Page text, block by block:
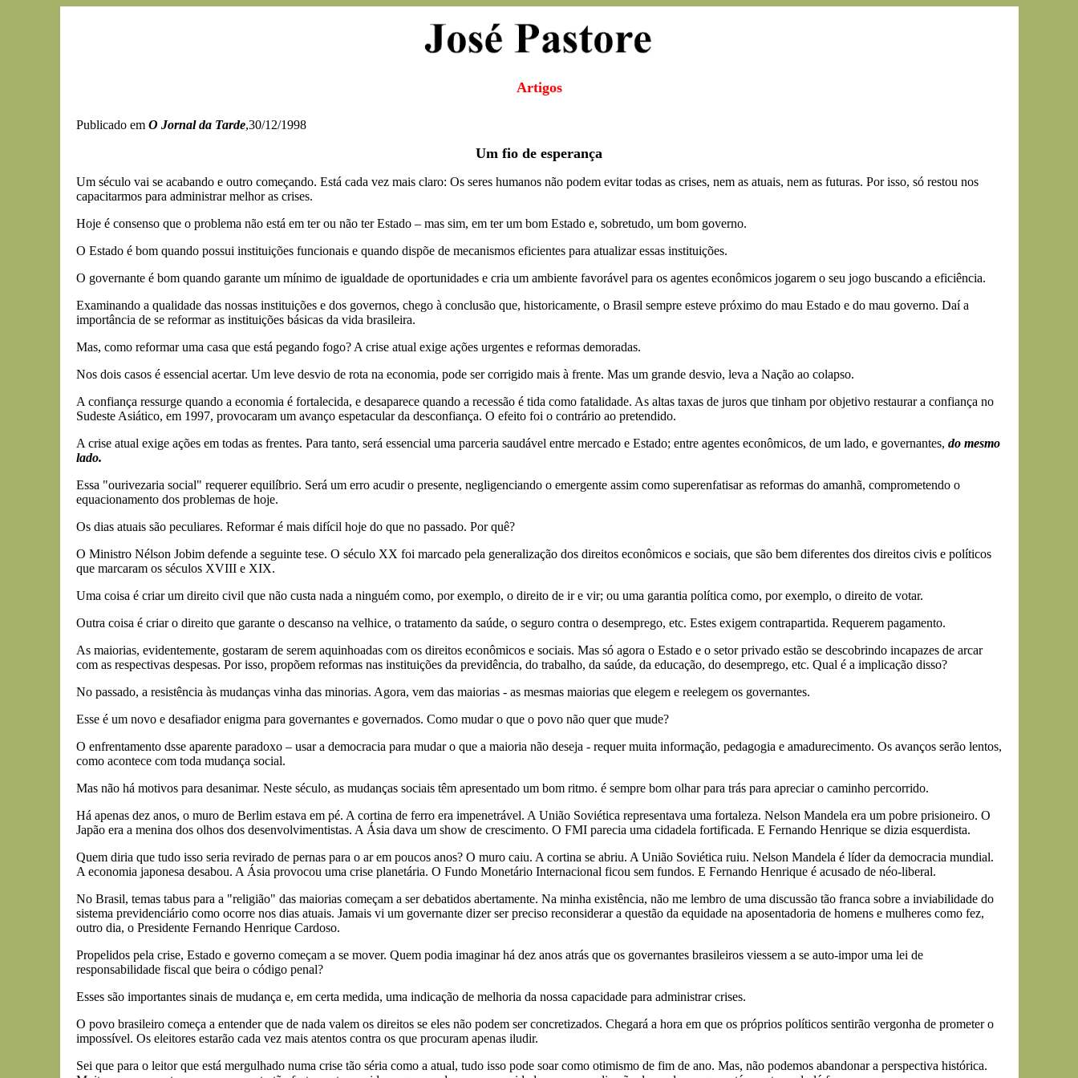
Artigos
Publicado em O Jornal da Tarde,30/12/1998
Um fio de esperança
Um século vai se acabando e outro começando. Está cada vez mais claro: Os seres humanos não podem evitar todas as crises, nem as atuais, nem as futuras. Por isso, só restou nos
capacitarmos para administrar melhor as crises.
Hoje é consenso que o problema não está em ter ou não ter Estado – mas sim, em ter um bom Estado e, sobretudo, um bom governo.
O Estado é bom quando possui instituições funcionais e quando dispõe de mecanismos eficientes para atualizar essas instituições.
O governante é bom quando garante um mínimo de igualdade de oportunidades e cria um ambiente favorável para os agentes econômicos jogarem o seu jogo buscando a eficiência.
Examinando a qualidade das nossas instituições e dos governos, chego à conclusão que, historicamente, o Brasil sempre esteve próximo do mau Estado e do mau governo. Daí a
importância de se reformar as instituições básicas da vida brasileira.
Mas, como reformar uma casa que está pegando fogo? A crise atual exige ações urgentes e reformas demoradas.
Nos dois casos é essencial acertar. Um leve desvio de rota na economia, pode ser corrigido mais à frente. Mas um grande desvio, leva a Nação ao colapso.
A confiança ressurge quando a economia é fortalecida, e desaparece quando a recessão é tida como fatalidade. As altas taxas de juros que tinham por objetivo restaurar a confiança no
Sudeste Asiático, em 1997, provocaram um avanço espetacular da desconfiança. O efeito foi o contrário ao pretendido.
A crise atual exige ações em todas as frentes. Para tanto, será essencial uma parceria saudável entre mercado e Estado; entre agentes econômicos, de um lado, e governantes, do mesmo
lado.
Essa "ourivezaria social" requerer equilíbrio. Será um erro acudir o presente, negligenciando o emergente assim como superenfatisar as reformas do amanhã, comprometendo o
equacionamento dos problemas de hoje.
Os dias atuais são peculiares. Reformar é mais difícil hoje do que no passado. Por quê?
O Ministro Nélson Jobim defende a seguinte tese. O século XX foi marcado pela generalização dos direitos econômicos e sociais, que são bem diferentes dos direitos civis e políticos
que marcaram os séculos XVIII e XIX.
Uma coisa é criar um direito civil que não custa nada a ninguém como, por exemplo, o direito de ir e vir; ou uma garantia política como, por exemplo, o direito de votar.
Outra coisa é criar o direito que garante o descanso na velhice, o tratamento da saúde, o seguro contra o desemprego, etc. Estes exigem contrapartida. Requerem pagamento.
As maiorias, evidentemente, gostaram de serem aquinhoadas com os direitos econômicos e sociais. Mas só agora o Estado e o setor privado estão se descobrindo incapazes de arcar
com as respectivas despesas. Por isso, propõem reformas nas instituições da previdência, do trabalho, da saúde, da educação, do desemprego, etc. Qual é a implicação disso?
No passado, a resistência às mudanças vinha das minorias. Agora, vem das maiorias - as mesmas maiorias que elegem e reelegem os governantes.
Esse é um novo e desafiador enigma para governantes e governados. Como mudar o que o povo não quer que mude?
O enfrentamento dsse aparente paradoxo – usar a democracia para mudar o que a maioria não deseja - requer muita informação, pedagogia e amadurecimento. Os avanços serão lentos,
como acontece com toda mudança social.
Mas não há motivos para desanimar. Neste século, as mudanças sociais têm apresentado um bom ritmo. é sempre bom olhar para trás para apreciar o caminho percorrido.
Há apenas dez anos, o muro de Berlim estava em pé. A cortina de ferro era impenetrável. A União Soviética representava uma fortaleza. Nelson Mandela era um pobre prisioneiro. O
Japão era a menina dos olhos dos desenvolvimentistas. A Ásia dava um show de crescimento. O FMI parecia uma cidadela fortificada. E Fernando Henrique se dizia esquerdista.
Quem diria que tudo isso seria revirado de pernas para o ar em poucos anos? O muro caiu. A cortina se abriu. A União Soviética ruiu. Nelson Mandela é líder da democracia mundial.
A economia japonesa desabou. A Ásia provocou uma crise planetária. O Fundo Monetário Internacional ficou sem fundos. E Fernando Henrique é acusado de néo-liberal.
No Brasil, temas tabus para a "religião" das maiorias começam a ser debatidos abertamente. Na minha existência, não me lembro de uma discussão tão franca sobre a inviabilidade do
sistema previdenciário como ocorre nos dias atuais. Jamais vi um governante dizer ser preciso reconsiderar a questão da equidade na aposentadoria de homens e mulheres como fez,
outro dia, o Presidente Fernando Henrique Cardoso.
Propelidos pela crise, Estado e governo começam a se mover. Quem podia imaginar há dez anos atrás que os governantes brasileiros viessem a se auto-impor uma lei de
responsabilidade fiscal que beira o código penal?
Esses são importantes sinais de mudança e, em certa medida, uma indicação de melhoria da nossa capacidade para administrar crises.
O povo brasileiro começa a entender que de nada valem os direitos se eles não podem ser concretizados. Chegará a hora em que os próprios políticos sentirão vergonha de prometer o
impossível. Os eleitores estarão cada vez mais atentos contra os que procuram apenas iludir.
Sei que para o leitor que está mergulhado numa crise tão séria como a atual, tudo isso pode soar como otimismo de fim de ano. Mas, não podemos abandonar a perspectiva histórica.